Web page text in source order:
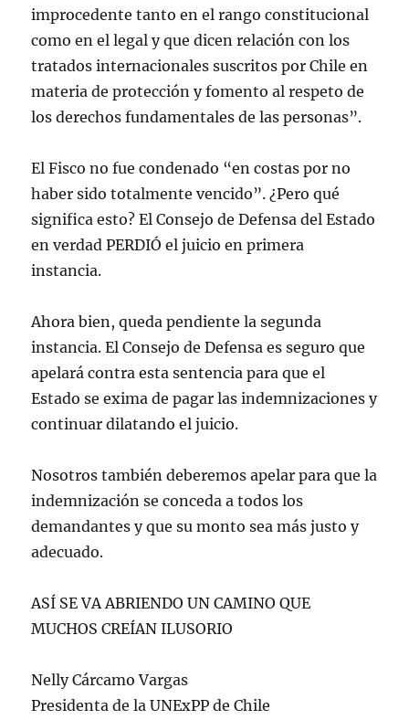
improcedente tanto en el rango constitucional
como en el legal y que dicen relación con los
tratados internacionales suscritos por Chile en
materia de protección y fomento al respeto de
los derechos fundamentales de las personas”.
El Fisco no fue condenado “en costas por no
haber sido totalmente vencido”. ¿Pero qué
significa esto? El Consejo de Defensa del Estado
en verdad PERDIÓ el juicio en primera
instancia.
Ahora bien, queda pendiente la segunda
instancia. El Consejo de Defensa es seguro que
apelará contra esta sentencia para que el
Estado se exima de pagar las indemnizaciones y
continuar dilatando el juicio.
Nosotros también deberemos apelar para que la
indemnización se conceda a todos los
demandantes y que su monto sea más justo y
adecuado.
ASÍ SE VA ABRIENDO UN CAMINO QUE
MUCHOS CREÍAN ILUSORIO
Nelly Cárcamo Vargas
Presidenta de la UNExPP de Chile